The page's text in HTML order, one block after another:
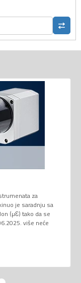
za
je saradnju sa
(µƐ) tako da se
više neće